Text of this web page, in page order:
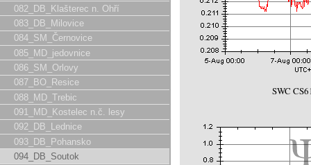
082_DB_Klašterec n. Ohří
083_DB_Milovice
084_SM_Černovice
085_MD_jedovnice
086_SM_Orlovy
087_BO_Resice
088_MD_Trebic
091_MD_Kostelec n.č. lesy
092_DB_Lednice
093_DB_Pohansko
094_DB_Soutok
SWC